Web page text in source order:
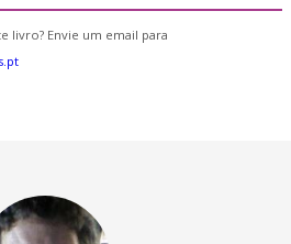
livro? Envie um email para